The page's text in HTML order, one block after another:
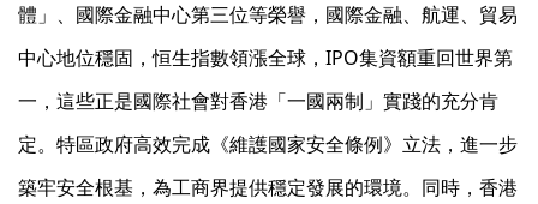
體」、國際金融中心第三位等榮譽，國際金融、航運、貿易
中心地位穩固，恒生指數領漲全球，IPO集資額重回世界第
一，這些正是國際社會對香港「一國兩制」實踐的充分肯
定。特區政府高效完成《維護國家安全條例》立法，進一步
築牢安全根基，為工商界提供穩定發展的環境。同時，香港